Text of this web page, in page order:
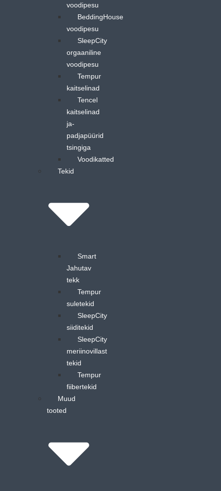
voodipesu
BeddingHouse
voodipesu
SleepCity
orgaaniline
voodipesu
Tempur
kaitselinad
Tencel
kaitselinad
ja-
padjapüürid
tsingiga
Voodikatted
Tekid
Smart
Jahutav
tekk
Tempur
suletekid
SleepCity
siiditekid
SleepCity
meriinovillast
tekid
Tempur
fiibertekid
Muud
tooted